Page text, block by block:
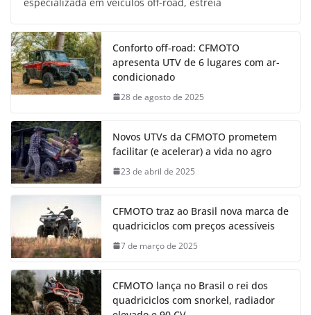
Conforto off-road: CFMOTO
apresenta UTV de 6 lugares com ar-
condicionado
28 de agosto de 2025
Novos UTVs da CFMOTO prometem
facilitar (e acelerar) a vida no agro
23 de abril de 2025
CFMOTO traz ao Brasil nova marca de
quadriciclos com preços acessíveis
7 de março de 2025
CFMOTO lança no Brasil o rei dos
quadriciclos com snorkel, radiador